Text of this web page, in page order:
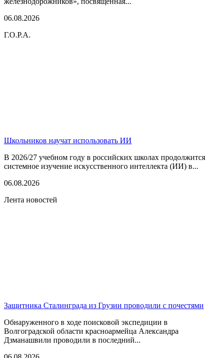
06.08.2026
Г.О.Р.А.
Школьников научат использовать ИИ
В 2026/27 учебном году в российских школах продолжится
системное изучение искусственного интеллекта (ИИ) в...
06.08.2026
Лента новостей
Защитника Сталинграда из Грузии проводили с почестями
Обнаруженного в ходе поисковой экспедиции в
Волгоградской области красноармейца Александра
Дзманашвили проводили в последний...